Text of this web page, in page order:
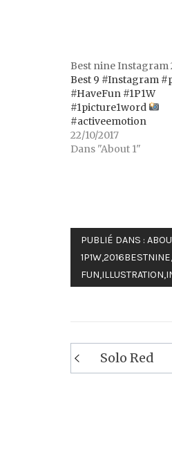
Best nine Instagram
Best 9 #Instagram
#HaveFun #1P1W
#1picture1word
#activeemotion
22/10/2017
Dans "About 1"
PUBLIÉ DANS :
1P1W,2016BESTNINE,
FUN,ILLUSTRATION,
Navigation
de
Solo Red